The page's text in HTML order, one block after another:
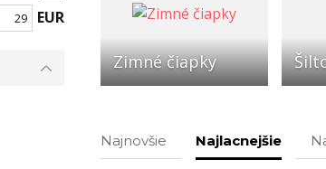
Zimné čiapky
Najnovšie Najlacnejšie
EUR